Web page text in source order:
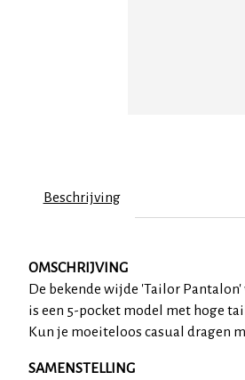
Beschrijving
OMSCHRIJVING
De bekende wijde 'Tailor
is een 5-pocket model met hoge
Kun je moeiteloos casual dragen
SAMENSTELLING